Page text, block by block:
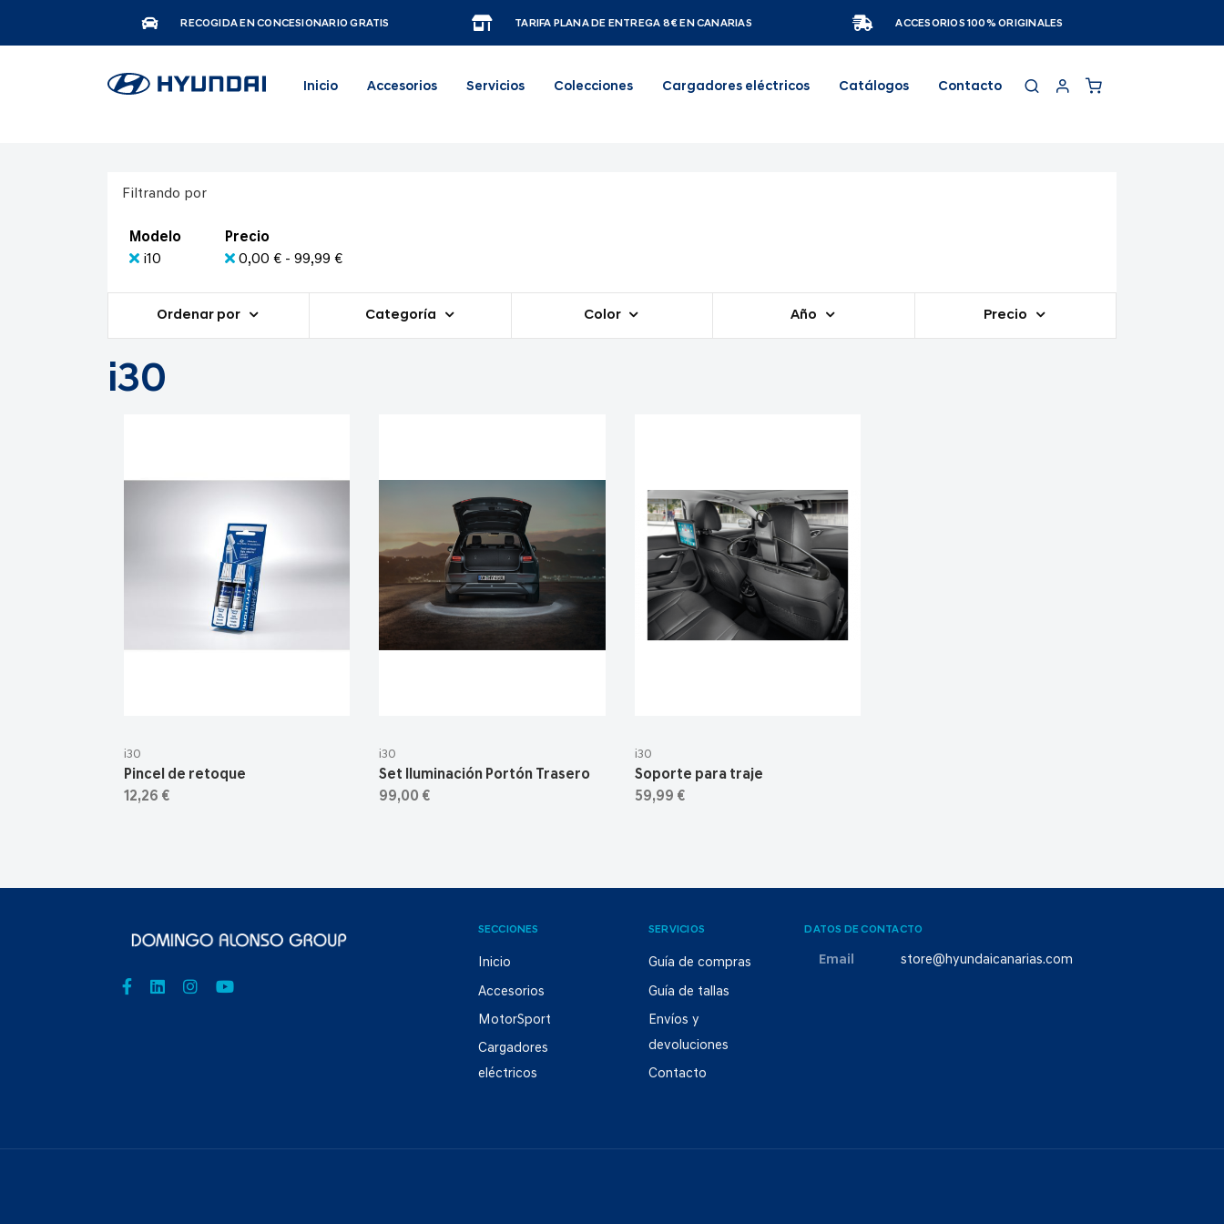
RECOGIDA EN CONCESIONARIO GRATIS TARIFA PLANA DE ENTREGA 8€ EN CANARIAS ACCESORIOS 100% ORIGINALES
Inicio Accesorios Servicios Colecciones Cargadores eléctricos Catálogos Contacto
Filtrando por
Modelo
i10
Precio
0,00 € - 99,99 €
Ordenar por Categoría Color Año Precio
i30
i30
Pincel de retoque
12,26 €
i30
Set Iluminación Portón Trasero
99,00 €
i30
Soporte para traje
59,99 €
SECCIONES
Inicio
Accesorios
MotorSport
Cargadores
eléctricos
SERVICIOS
Guía de compras
Guía de tallas
Envíos y
devoluciones
Contacto
DATOS DE CONTACTO
Email store@hyundaicanarias.com